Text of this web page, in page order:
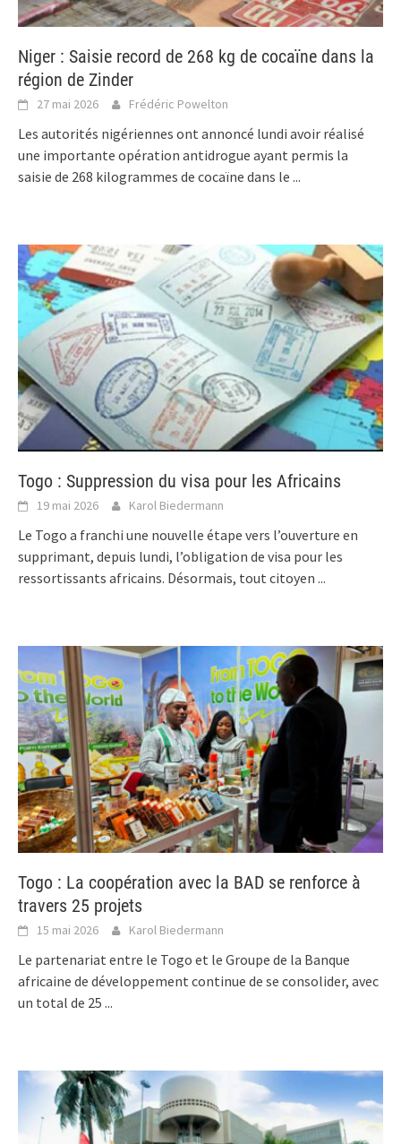
Niger : Saisie record de 268 kg de cocaïne dans la
région de Zinder
27 mai 2026 Frédéric Powelton
Les autorités nigériennes ont annoncé lundi avoir réalisé
une importante opération antidrogue ayant permis la
saisie de 268 kilogrammes de cocaïne dans le ...
Togo : Suppression du visa pour les Africains
19 mai 2026 Karol Biedermann
Le Togo a franchi une nouvelle étape vers l’ouverture en
supprimant, depuis lundi, l’obligation de visa pour les
ressortissants africains. Désormais, tout citoyen ...
Togo : La coopération avec la BAD se renforce à
travers 25 projets
15 mai 2026 Karol Biedermann
Le partenariat entre le Togo et le Groupe de la Banque
africaine de développement continue de se consolider, avec
un total de 25 ...